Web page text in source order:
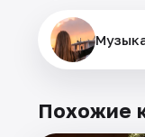
Похожие